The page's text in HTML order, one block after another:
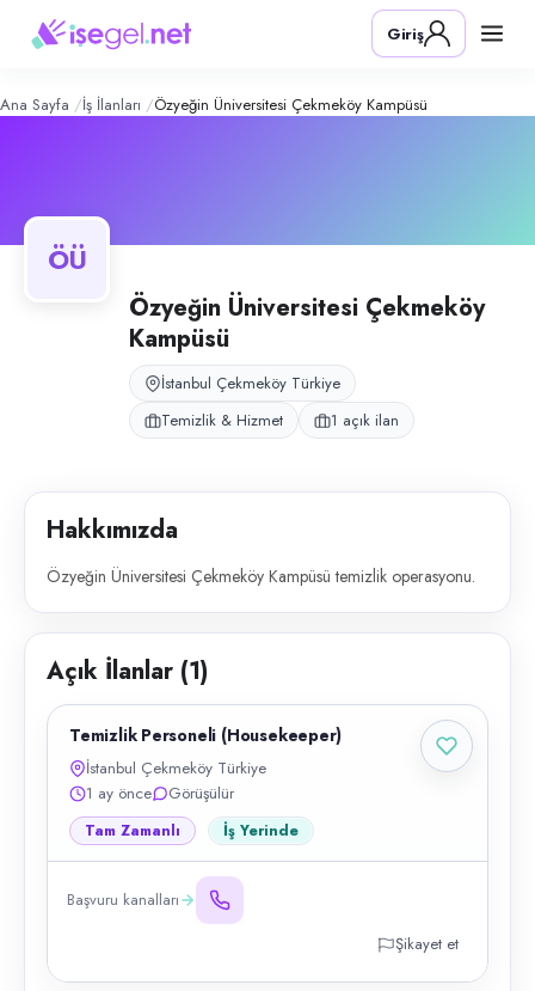
Üniversitesi Çekmeköy
Konum:
Özyeğin Üniversitesi Çekmeköy Kampüsü temizlik operasyonu.
Giriş
Ana Sayfa İş İlanları Özyeğin Üniversitesi Çekmeköy Kampüsü
ÖÜ
Özyeğin Üniversitesi Çekmeköy
Kampüsü
İstanbul Çekmeköy Türkiye
Temizlik & Hizmet
1 açık ilan
Hakkımızda
Özyeğin Üniversitesi Çekmeköy Kampüsü temizlik operasyonu.
Açık İlanlar (1)
Temizlik Personeli (Housekeeper)
İstanbul Çekmeköy Türkiye
1 ay önce
Görüşülür
Tam Zamanlı İş Yerinde
Başvuru kanalları
Şikayet et